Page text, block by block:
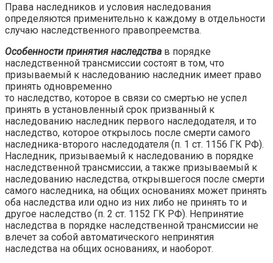
Права наследников и условия наследования
определяются применительно к каждому в отдельности
случаю наследственного правопреемства.
Особенности принятия наследства в порядке
наследственной трансмиссии состоят в том, что
призываемый к наследованию наследник имеет право
принять одновременно
то наследство, которое в связи со смертью не успел
принять в установленный срок призванный к
наследованию наследник первого наследодателя, и то
наследство, которое открылось после смерти самого
наследника-второго наследодателя (п. 1 ст. 1156 ГК РФ).
Наследник, призываемый к наследованию в порядке
наследственной трансмиссии, а также призываемый к
наследованию наследства, открывшегося после смерти
самого наследника, на общих основаниях может принять
оба наследства или одно из них либо не принять то и
другое наследство (п. 2 ст. 1152 ГК РФ). Непринятие
наследства в порядке наследственной трансмиссии не
влечет за собой автоматического непринятия
наследства на общих основаниях, и наоборот.